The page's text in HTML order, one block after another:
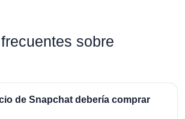
sobre
de Snapchat debería comprar